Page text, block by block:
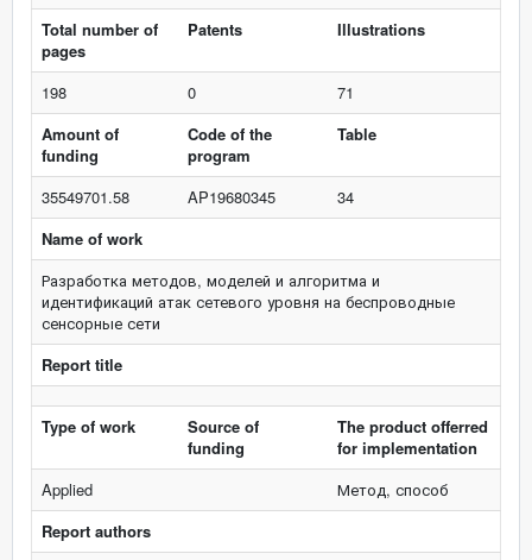
Total number of
pages
Patents Illustrations
198 0
71
Amount of
funding
Code of the
program
Table
35549701.58 AP19680345
34
Name of work
Разработка методов, моделей и алгоритма и
идентификаций атак сетевого уровня на беспроводные
сенсорные сети
Report title
Type of work
Source of
funding
The product offerred
for implementation
Applied
Метод, способ
Report authors